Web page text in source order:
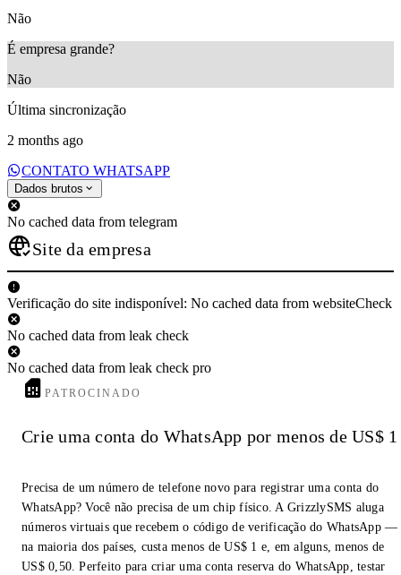
Não
É empresa grande?
Não
Última sincronização
2 months ago
CONTATO WHATSAPP
Dados brutos
No cached data from telegram
Site da empresa
Verificação do site indisponível: No cached data from websiteCheck
No cached data from leak check
No cached data from leak check pro
PATROCINADO
Crie uma conta do WhatsApp por menos de US$ 1
Precisa de um número de telefone novo para registrar uma conta do
WhatsApp? Você não precisa de um chip físico. A GrizzlySMS aluga
números virtuais que recebem o código de verificação do WhatsApp —
na maioria dos países, custa menos de US$ 1 e, em alguns, menos de
US$ 0,50. Perfeito para criar uma conta reserva do WhatsApp, testar